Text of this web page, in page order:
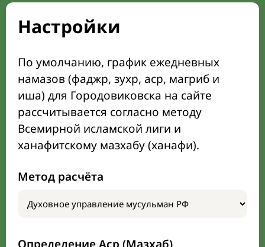
Настройки
По умолчанию, график ежедневных
намазов (фаджр, зухр, аср, магриб и
иша) для Городовиковска на сайте
рассчитывается согласно методу
Всемирной исламской лиги и
ханафитскому мазхабу (ханафи).
Метод расчёта